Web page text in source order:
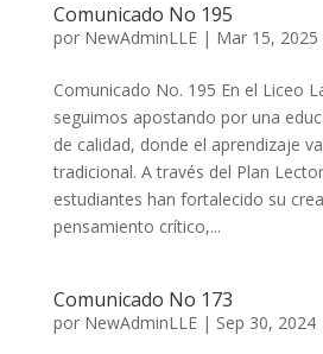
Comunicado No 195
por NewAdminLLE| Mar 15, 2025
Comunicado No. 195 En el Liceo
seguimos apostando por una
de calidad, donde el aprendizaje
tradicional. A través del Plan
estudiantes han fortalecido su
pensamiento crítico,...
Comunicado No 173
por NewAdminLLE| Sep 30, 2024